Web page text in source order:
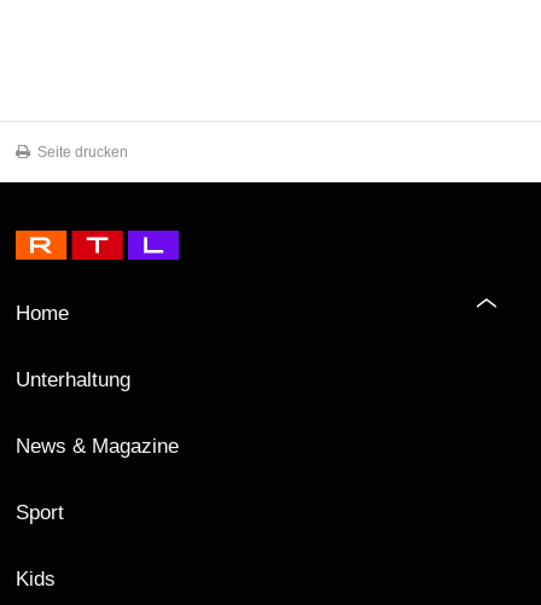
Seite drucken
Home
Unterhaltung
News & Magazine
Sport
Kids